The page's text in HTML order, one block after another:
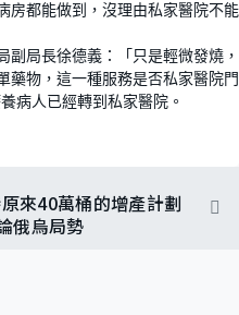
房都能做到，沒理由私家醫院不能
局長徐德義：「只是輕微發燒，
藥物，這一種服務是否私家醫院門
病人已經轉到私家醫院。
來40萬桶的增產計劃
俄烏局勢